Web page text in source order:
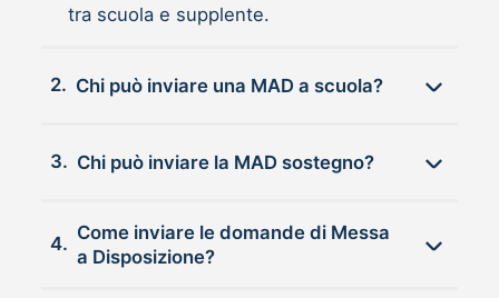
tra scuola e supplente.
2. Chi può inviare una MAD a scuola?
3. Chi può inviare la MAD sostegno?
4.
Come inviare le domande di Messa
a Disposizione?